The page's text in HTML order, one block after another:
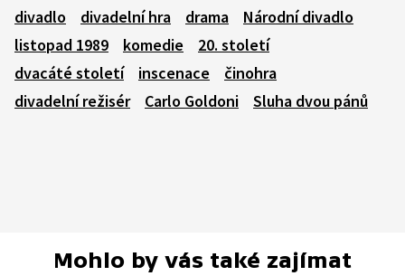
divadlo
divadelní hra drama
Národní divadlo
listopad 1989
komedie
20. století
dvacáté století
inscenace
činohra
divadelní režisér
Carlo Goldoni Sluha dvou pánů
Mohlo by vás také zajímat